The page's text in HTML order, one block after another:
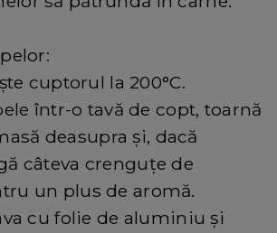
cuptorul la 200°C.
într-o tavă de copt, toarnă
deasupra și, dacă
câteva crenguțe de
un plus de aromă.
cu folie de aluminiu și